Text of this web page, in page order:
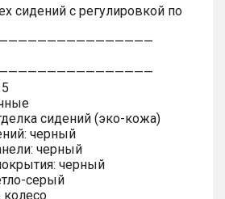
сидений с регулировкой по
сидений (эко-кожа)
черный
черный
черный
серый